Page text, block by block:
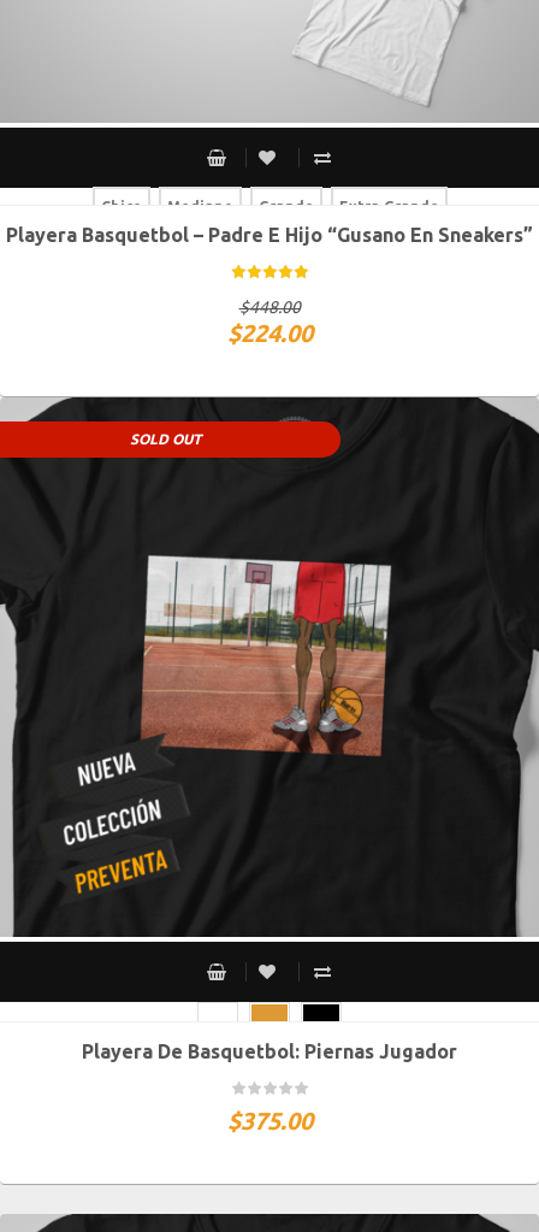
Chico Mediano Grande Extra Grande
Chico Mediano Grande Extra Grande
Playera Basquetbol – Padre E Hijo “Gusano En Sneakers”
$448.00
$224.00
SOLD OUT
CH M G XG XXG
Playera De Basquetbol: Piernas Jugador
$375.00